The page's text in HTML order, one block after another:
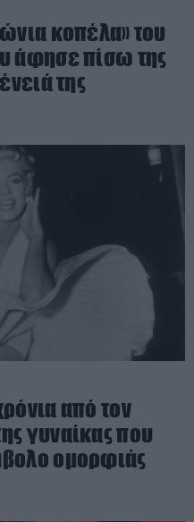
κοπέλα» του
άφησε πίσω της
της
από τον
γυναίκας που
ομορφιάς